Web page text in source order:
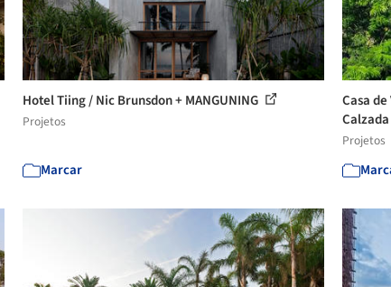
Hotel Tiing / Nic Brunsdon + MANGUNING
Projetos
Marcar
Casa
Calzada
Projetos